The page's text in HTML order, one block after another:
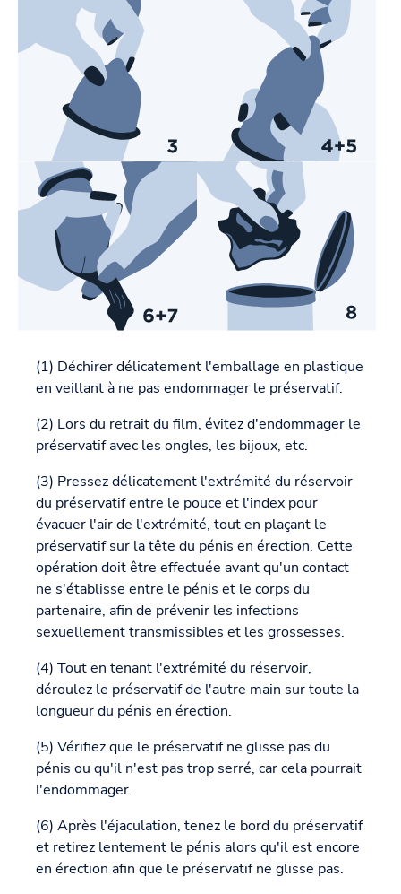
(1) Déchirer délicatement l'emballage en plastique
en veillant à ne pas endommager le préservatif.
(2) Lors du retrait du film, évitez d'endommager le
préservatif avec les ongles, les bijoux, etc.
(3) Pressez délicatement l'extrémité du réservoir
du préservatif entre le pouce et l'index pour
évacuer l'air de l'extrémité, tout en plaçant le
préservatif sur la tête du pénis en érection. Cette
opération doit être effectuée avant qu'un contact
ne s'établisse entre le pénis et le corps du
partenaire, afin de prévenir les infections
sexuellement transmissibles et les grossesses.
(4) Tout en tenant l'extrémité du réservoir,
déroulez le préservatif de l'autre main sur toute la
longueur du pénis en érection.
(5) Vérifiez que le préservatif ne glisse pas du
pénis ou qu'il n'est pas trop serré, car cela pourrait
l'endommager.
(6) Après l'éjaculation, tenez le bord du préservatif
et retirez lentement le pénis alors qu'il est encore
en érection afin que le préservatif ne glisse pas.